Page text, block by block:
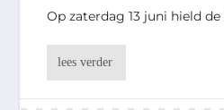
Op zaterdag 13 juni hield
lees verder